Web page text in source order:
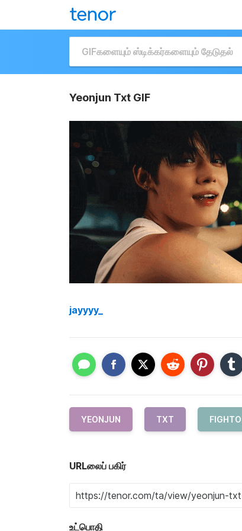
Yeonjun Txt GIF
jayyyy_
YEONJUN TXT
URLலைப் பகிர்
உட்பொதி